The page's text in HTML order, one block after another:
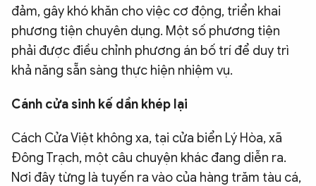
đảm, gây khó khăn cho việc cơ động, triển khai
phương tiện chuyên dụng. Một số phương tiện
phải được điều chỉnh phương án bố trí để duy trì
khả năng sẵn sàng thực hiện nhiệm vụ.
Cánh cửa sinh kế dần khép lại
Cách Cửa Việt không xa, tại cửa biển Lý Hòa, xã
Đông Trạch, một câu chuyện khác đang diễn ra.
Nơi đây từng là tuyến ra vào của hàng trăm tàu cá,